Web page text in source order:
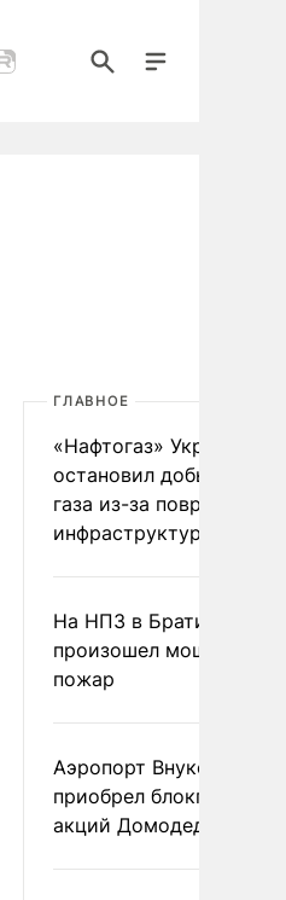
ГЛАВНОЕ
«Нафтогаз» Украины
остановил добычу
газа из-за повреждения
инфраструктуры
На НПЗ в Братиславе
произошел мощный
пожар
Аэропорт Внуково
приобрел блокпакет
акций Домодедово